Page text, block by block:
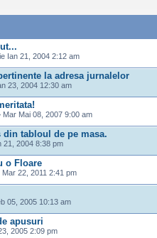
Ian 21, 2004 2:12 am
la adresa jurnalelor
23, 2004 12:30 am
Mar Mai 08, 2007 9:00 am
din tabloul de pe masa.
21, 2004 8:38 pm
o Floare
Mar 22, 2011 2:41 pm
05, 2005 10:13 am
apusuri
2005 2:09 pm